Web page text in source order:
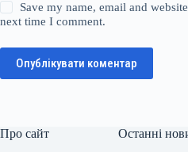
Save my name, email and
next time I comment.
Опублікувати коментар
Про сайт Останні